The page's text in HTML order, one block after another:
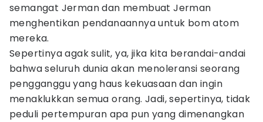
semangat Jerman dan membuat Jerman
menghentikan pendanaannya untuk bom atom
mereka.
Sepertinya agak sulit, ya, jika kita berandai-andai
bahwa seluruh dunia akan menoleransi seorang
pengganggu yang haus kekuasaan dan ingin
menaklukkan semua orang. Jadi, sepertinya, tidak
peduli pertempuran apa pun yang dimenangkan